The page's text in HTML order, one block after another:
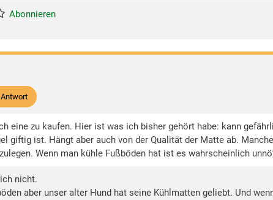
Abonnieren
eine zu kaufen. Hier ist was ich bisher gehört habe: kann
giftig ist. Hängt aber auch von der Qualität der Matte ab.
Wenn man kühle Fußböden hat ist es wahrscheinlich
nicht.
aber unser alter Hund hat seine Kühlmatten geliebt. Und